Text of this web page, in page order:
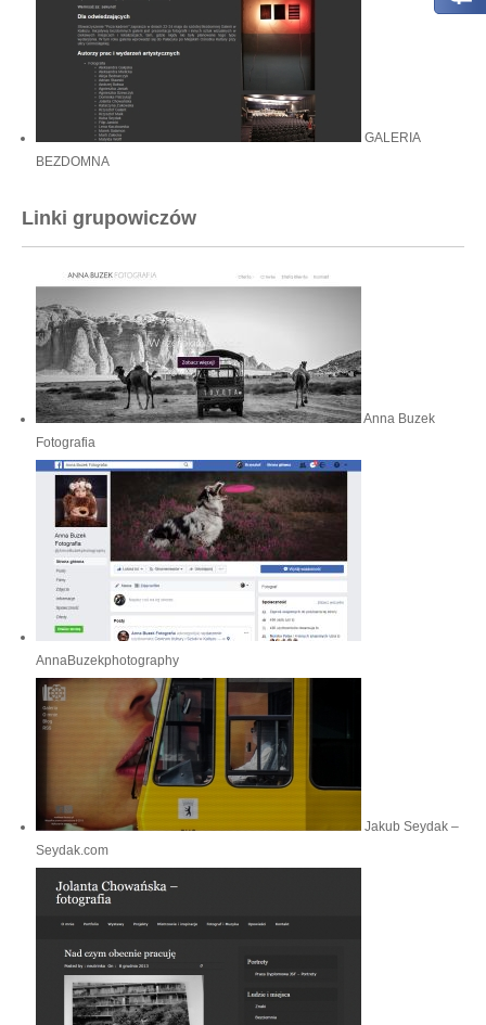
GALERIA
BEZDOMNA
Linki grupowiczów
Anna Buzek
Fotografia
AnnaBuzekphotography
Jakub Seydak –
Seydak.com